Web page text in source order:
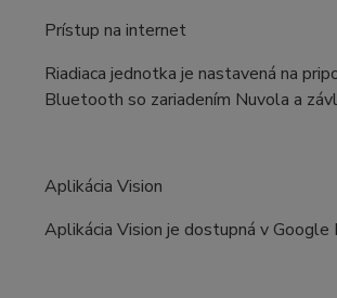
Prístup na internet
Riadiaca jednotka je nastavená na
Bluetooth so zariadením Nuvola a
Aplikácia Vision
Aplikácia Vision je dostupná v